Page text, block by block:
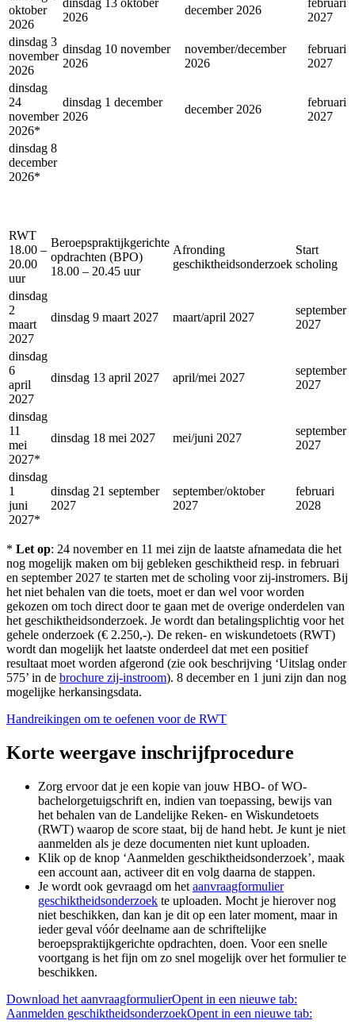
oktober
2026
2026
december 2026
2027
dinsdag 3
november
2026
dinsdag 10 november
2026
november/december
2026
februari
2027
dinsdag
24
november
2026*
dinsdag 1 december
2026
december 2026
februari
2027
dinsdag 8
december
2026*
RWT
18.00 –
20.00
uur
Beroepspraktijkgerichte
opdrachten (BPO)
18.00 – 20.45 uur
Afronding
geschiktheidsonderzoek
Start
scholing
dinsdag
2
maart
2027
dinsdag 9 maart 2027 maart/april 2027
september
2027
dinsdag
6
april
2027
dinsdag 13 april 2027 april/mei 2027
september
2027
dinsdag
11
mei
2027*
dinsdag 18 mei 2027 mei/juni 2027
september
2027
dinsdag
1
juni
2027*
dinsdag 21 september
2027
september/oktober
2027
februari
2028
* Let op: 24 november en 11 mei zijn de laatste afnamedata die het
nog mogelijk maken om bij gebleken geschiktheid resp. in februari
en september 2027 te starten met de scholing voor zij-instromers. Bij
het niet behalen van die toets, moet er dan wel voor worden
gekozen om toch direct door te gaan met de overige onderdelen van
het geschiktheidsonderzoek. Je wordt dan betalingsplichtig voor het
gehele onderzoek (€ 2.250,-). De reken- en wiskundetoets (RWT)
wordt dan mogelijk het laatste onderdeel dat met een positief
resultaat moet worden afgerond (zie ook beschrijving ‘Uitslag onder
575’ in de brochure zij-instroom). 8 december en 1 juni zijn dan nog
mogelijke herkansingsdata.
Handreikingen om te oefenen voor de RWT
Korte weergave inschrijfprocedure
Zorg ervoor dat je een kopie van jouw HBO- of WO-
bachelorgetuigschrift en, indien van toepassing, bewijs van
het behalen van de Landelijke Reken- en Wiskundetoets
(RWT) waarop de score staat, bij de hand hebt. Je kunt je niet
aanmelden als je deze documenten niet kunt uploaden.
Klik op de knop ‘Aanmelden geschiktheidsonderzoek’, maak
een account aan, activeer dit en volg daarna de stappen.
Je wordt ook gevraagd om het aanvraagformulier
geschiktheidsonderzoek te uploaden. Mocht je hierover nog
niet beschikken, dan kan je dit op een later moment, maar in
ieder geval vóór deelname aan de schriftelijke
beroepspraktijkgerichte opdrachten, doen. Voor een snelle
voortgang is het fijn om zo snel mogelijk over het formulier te
beschikken.
Download het aanvraagformulierOpent in een nieuwe tab:
Aanmelden geschiktheidsonderzoekOpent in een nieuwe tab: